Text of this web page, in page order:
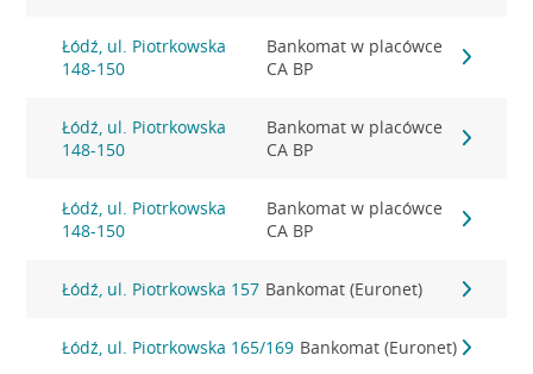
Łódź, ul. Piotrkowska
148-150
Bankomat w placówce
CA BP
Łódź, ul. Piotrkowska
148-150
Bankomat w placówce
CA BP
Łódź, ul. Piotrkowska
148-150
Bankomat w placówce
CA BP
Łódź, ul. Piotrkowska 157 Bankomat (Euronet)
Łódź, ul. Piotrkowska 165/169 Bankomat (Euronet)